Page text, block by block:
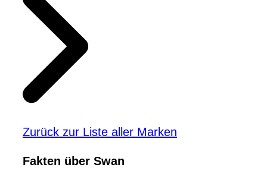
Zurück zur Liste aller Marken
Fakten über Swan